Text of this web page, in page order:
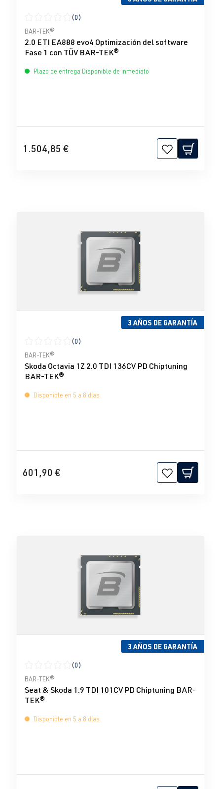
Calificación promedio de 0 de 5 estrellas
(0)
BAR-TEK®
2.0 ETI EA888 evo4 Optimización del software
Fase 1 con TÜV BAR-TEK®
Plazo de entrega Disponible de inmediato
1.504,85 €
3 AÑOS DE GARANTÍA
Calificación promedio de 0 de 5 estrellas
(0)
BAR-TEK®
Skoda Octavia 1Z 2.0 TDI 136CV PD Chiptuning
BAR-TEK®
Disponible en 5 a 8 días
601,90 €
3 AÑOS DE GARANTÍA
Calificación promedio de 0 de 5 estrellas
(0)
BAR-TEK®
Seat & Skoda 1.9 TDI 101CV PD Chiptuning BAR-
TEK®
Disponible en 5 a 8 días